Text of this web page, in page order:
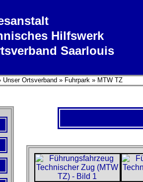
Hilfswerk
Saarlouis
Unser Ortsverband » Fuhrpark» MTW TZ